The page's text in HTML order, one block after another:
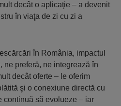
decât o aplicaţie – a devenit
în viaţa de zi cu zi a
în România, impactul
ne preferă, ne integrează în
decât oferte – le oferim
şi o conexiune directă cu
continuă să evolueze – iar